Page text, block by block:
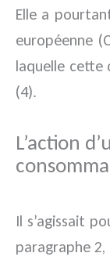
Elle a
européenne
laquelle cette
(4).
L’action
Il s’agissait
paragraphe 2,